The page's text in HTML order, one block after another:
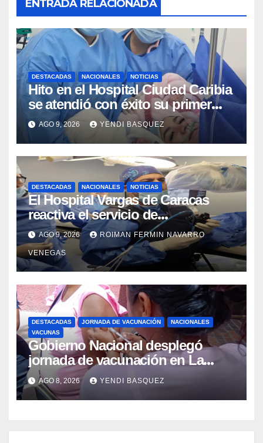
ENTRADA RELACIONADA
DESTACADAS NACIONALES NOTICIAS
Hito en el Hospital Ciudad Caribia
se atendió con éxito su primer
parto gemelar
AGO 9, 2026 YENDI BASQUEZ
DESTACADAS NACIONALES NOTICIAS
El Hospital Vargas de Caracas
reactiva el servicio de
Colangiopancreatografía
Retrógrada Endoscópica para
beneficiar a cientos de pacientes
AGO 9, 2026 ROIMAN FERMIN NAVARRO
VENEGAS
DESTACADAS JORNADA DE VACUNACIÓN
NACIONALES
VACUNAS
Gobierno Nacional desplegó
jornada de vacunación en La
Guaira para garantizar protección
epidemiológica
AGO 8, 2026 YENDI BASQUEZ